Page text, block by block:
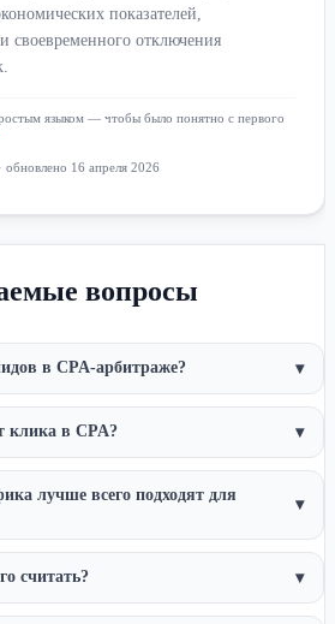
показателей,
своевременного отключения
языком — чтобы было понятно с первого
· обновлено 16 апреля 2026
вопросы
в CPA-арбитраже? ▾
клика в CPA? ▾
лучше всего подходят для
▾
считать? ▾